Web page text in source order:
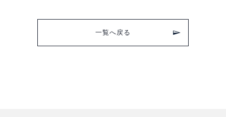
一覧へ戻る